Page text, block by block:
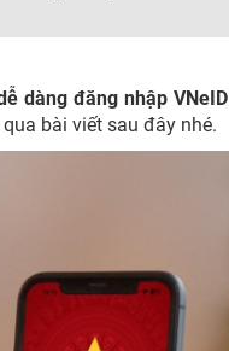
dàng đăng nhập
bài viết sau đây nhé.